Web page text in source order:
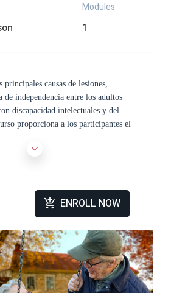
Modules
1
principales causas de lesiones,
independencia entre los adultos
discapacidad intelectuales y del
proporciona a los participantes el
prevenir lesiones y responder
incluyendo debilidad muscular,
de los medicamentos, condiciones
únicas asociadas con el
con IDD. Al finalizar esta
tendrán una comprensión mas
las caídas, porque pueden tener
la vida y como las estrategias de
proteger la seguridad, la dignidad y la
ENROLL NOW